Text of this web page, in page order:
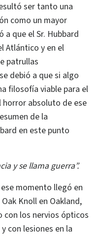
ser tanto una
como un mayor
a que el Sr. Hubbard
Atlántico y en el
patrullas
debió a que si algo
filosofía viable para el
absoluto de ese
de la
en este punto
y se llama guerra”.
momento llegó en
Knoll en Oakland,
con los nervios ópticos
con lesiones en la